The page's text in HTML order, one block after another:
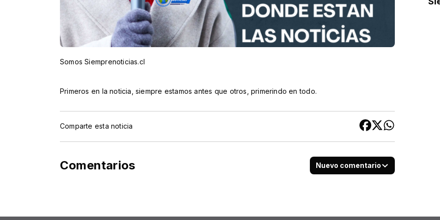
Somos Siemprenoticias.cl
Primeros en la noticia, siempre estamos antes que otros, primerindo en todo.
Comparte esta noticia
Comentarios Nuevo comentario